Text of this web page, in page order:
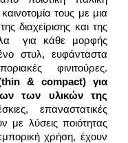
τους με μια
διαχείρισης και της
για κάθε μορφής
στυλ, ευφάνταστα
φινιτούρες.
& compact) για
των υλικών της
επαναστατικές
με λύσεις ποιότητας
χρήση, έχουν